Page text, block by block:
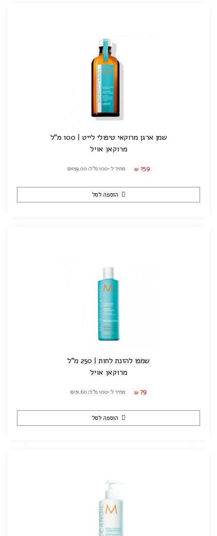
שמן ארגן מרוקאי טיפולי לייט | 100 מ"ל
מרוקאן אויל
₪ 159 מחיר ל-100 מ"ל: ₪159.00
הוספה לסל
שמפו להזנת לחות | 250 מ"ל
מרוקאן אויל
₪ 79 מחיר ל-100 מ"ל: ₪31.60
הוספה לסל